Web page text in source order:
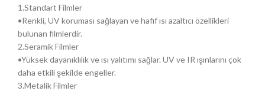
1.Standart Filmler
•Renkli, UV koruması sağlayan ve hafif ısı azaltıcı özellikleri
bulunan filmlerdir.
2.Seramik Filmler
•Yüksek dayanıklılık ve ısı yalıtımı sağlar. UV ve IR ışınlarını çok
daha etkili şekilde engeller.
3.Metalik Filmler